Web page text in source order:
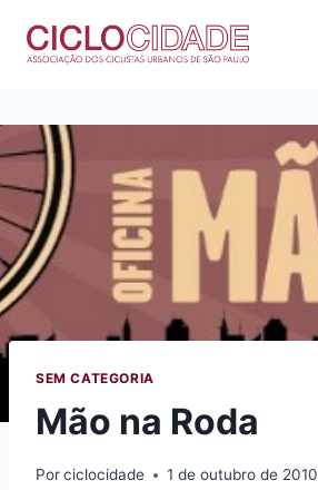
para
SEM CATEGORIA
Mão na Roda
Porciclocidade 1 de outubro de 2010